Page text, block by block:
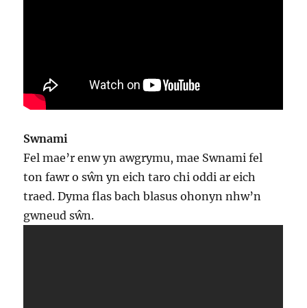
Swnami
Fel mae’r enw yn awgrymu, mae Swnami fel
ton fawr o sŵn yn eich taro chi oddi ar eich
traed. Dyma flas bach blasus ohonyn nhw’n
gwneud sŵn.